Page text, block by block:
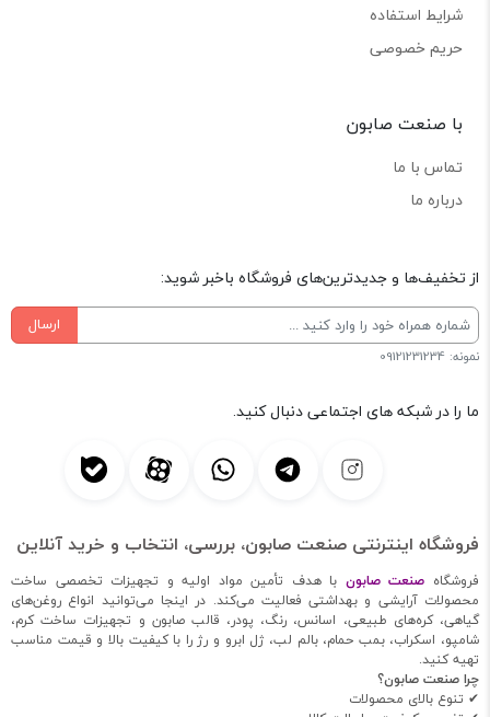
شرایط استفاده
حریم خصوصی
با صنعت صابون
تماس با ما
درباره ما
از تخفیف‌ها و جدیدترین‌های فروشگاه باخبر شوید:
ارسال
نمونه: 09121231234
ما را در شبکه های اجتماعی دنبال کنید.
فروشگاه اینترنتی صنعت صابون، بررسی، انتخاب و خرید آنلاین
فروشگاه صنعت صابون با هدف تأمین مواد اولیه و تجهیزات تخصصی ساخت
محصولات آرایشی و بهداشتی فعالیت می‌کند. در اینجا می‌توانید انواع روغن‌های
گیاهی، کره‌های طبیعی، اسانس، رنگ، پودر، قالب صابون و تجهیزات ساخت کرم،
شامپو، اسکراب، بمب حمام، بالم لب، ژل ابرو و رژ را با کیفیت بالا و قیمت مناسب
تهیه کنید.
چرا صنعت صابون؟
✔ تنوع بالای محصولات